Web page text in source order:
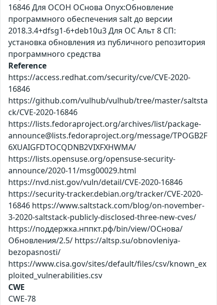
16846 Для ОСОН ОСнова Оnyx:Обновление
программного обеспечения salt до версии
2018.3.4+dfsg1-6+deb10u3 Для ОС Альт 8 СП:
установка обновления из публичного репозитория
программного средства
Reference
https://access.redhat.com/security/cve/CVE-2020-
16846
https://github.com/vulhub/vulhub/tree/master/saltsta
ck/CVE-2020-16846
https://lists.fedoraproject.org/archives/list/package-
announce@lists.fedoraproject.org/message/TPOGB2F
6XUAIGFDTOCQDNB2VIXFXHWMA/
https://lists.opensuse.org/opensuse-security-
announce/2020-11/msg00029.html
https://nvd.nist.gov/vuln/detail/CVE-2020-16846
https://security-tracker.debian.org/tracker/CVE-2020-
16846 https://www.saltstack.com/blog/on-november-
3-2020-saltstack-publicly-disclosed-three-new-cves/
https://поддержка.нппкт.рф/bin/view/ОСнова/
Обновления/2.5/ https://altsp.su/obnovleniya-
bezopasnosti/
https://www.cisa.gov/sites/default/files/csv/known_ex
ploited_vulnerabilities.csv
CWE
CWE-78